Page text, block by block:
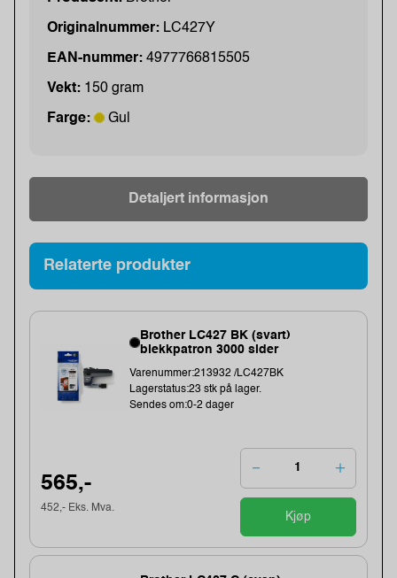
Originalnummer: LC427Y
EAN-nummer: 4977766815505
Vekt: 150 gram
Farge: Gul
Detaljert informasjon
Relaterte produkter
Brother LC427 BK (svart)
blekkpatron 3000 sider
Varenummer:213932 /LC427BK
Lagerstatus:23 stk på lager.
Sendes om:0-2 dager
565,-
452,- Eks. Mva.
Kjøp